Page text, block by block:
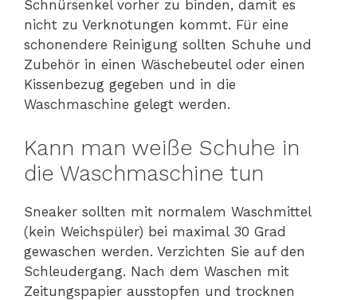
Schnürsenkel vorher zu binden, damit es
nicht zu Verknotungen kommt. Für eine
schonendere Reinigung sollten Schuhe und
Zubehör in einen Wäschebeutel oder einen
Kissenbezug gegeben und in die
Waschmaschine gelegt werden.
Kann man weiße Schuhe in
die Waschmaschine tun
Sneaker sollten mit normalem Waschmittel
(kein Weichspüler) bei maximal 30 Grad
gewaschen werden. Verzichten Sie auf den
Schleudergang. Nach dem Waschen mit
Zeitungspapier ausstopfen und trocknen